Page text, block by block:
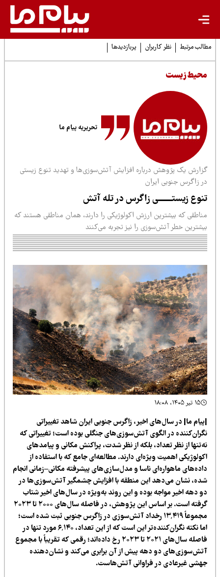
مرتبط نظر کاربران پربازدیدها
زیست
تحریریه پیام ما
یک پژوهش درباره افزایش آتش‌سوزی‌ها و تهدید تنوع زیستی
زاگرس جنوبی ایران
زیستـــــــی زاگرس در تله آتش
که بیشترین ارزش اکولوژیکی را دارند، همان مناطقی هستند که
خطر آتش‌سوزی را نیز تجربه می‌کنند
ما| در سال‌های اخیر، زاگرس جنوبی ایران شاهد تغییراتی
در الگوی آتش‌سوزی‌های جنگلی بوده است؛ تغییراتی که
از نظر تعداد، بلکه از نظر شدت، پراکنش مکانی و پیامدهای
اهمیت ویژه‌ای دارند. مطالعه‌ای جامع که با استفاده از
ماهواره‌ای ناسا و مدل‌سازی‌های پیشرفته مکانی–زمانی انجام
نشان می‌دهد این منطقه با افزایش چشمگیر آتش‌سوزی‌ها در
دهه اخیر مواجه بوده و این روند به‌ویژه در سال‌های اخیر شتاب
گرفته است. بر اساس این پژوهش، در فاصله سال‌های ۲۰۰۰ تا ۲۰۲۳
مجموعاً ۱۳٬۴۱۹ رخداد آتش‌سوزی در زاگرس جنوبی ثبت شده است؛
اما نکته نگران‌کننده‌تر این است که از این تعداد، ۶٬۱۴۰ مورد تنها در
فاصله سال‌های ۲۰۲۱ تا ۲۰۲۳ رخ داده‌اند؛ رقمی که تقریباً با مجموع
دو دهه پیش از آن برابری می‌کند و نشان‌دهنده
غیرعادی در فراوانی آتش‌هاست.